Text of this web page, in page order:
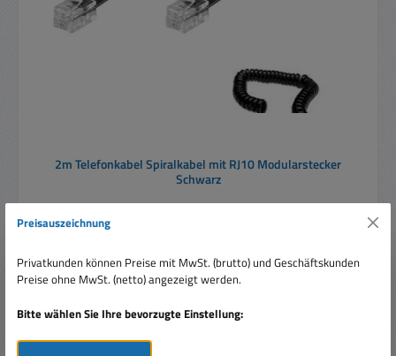
2m Telefonkabel Spiralkabel mit RJ10 Modularstecker
Schwarz
Regulärer Preis:
Ab1,65 €
Preise inkl. MwSt. zzgl. Versandkosten
Preisauszeichnung
Privatkunden können Preise mit MwSt. (brutto) und Geschäftskunden
Preise ohne MwSt. (netto) angezeigt werden.
Bitte wählen Sie Ihre bevorzugte Einstellung: